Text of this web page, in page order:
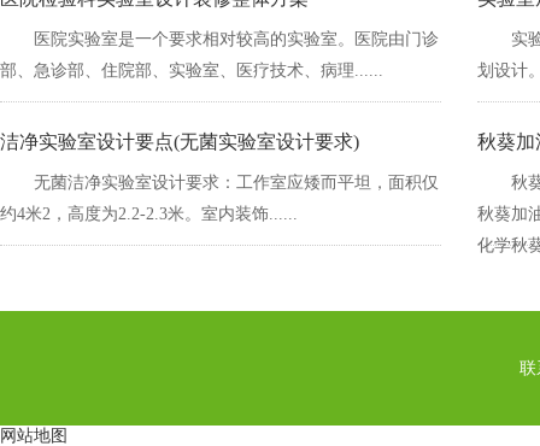
医院实验室是一个要求相对较高的实验室。医院由门诊
部、急诊部、住院部、实验室、医疗技术、病理......
实
划设计
洁净实验室设计要点(无菌实验室设计要求)
无菌洁净实验室设计要求：工作室应矮而平坦，面积仅
约4米2，高度为2.2-2.3米。室内装饰......
秋葵加
秋
秋葵加
化学秋
联
网站地图